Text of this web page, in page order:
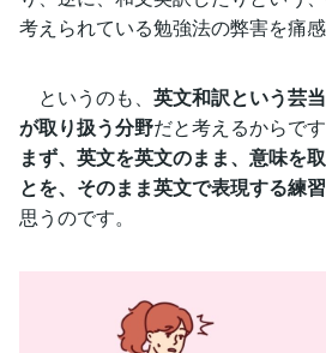
考えられている勉強法の弊害を痛感
というのも、 英文和訳という芸
が取り扱う分野だと考えるからです
まず、英文を英文のまま、意味を
とを、そのまま英文で表現する練
思うのです。